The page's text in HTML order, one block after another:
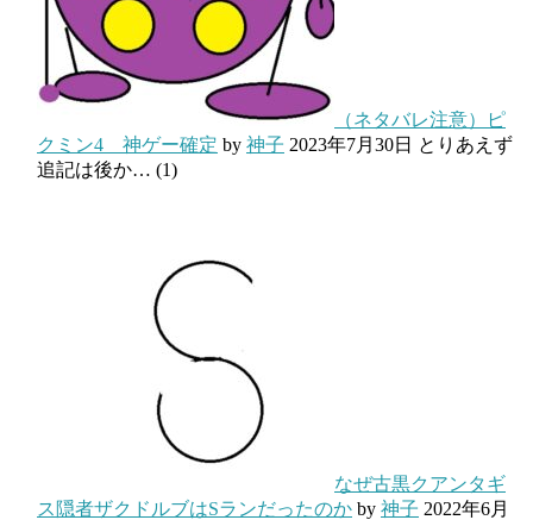
（ネタバレ注意）ピ
クミン4 神ゲー確定 by 神子 2023年7月30日 とりあえず
追記は後か… (1)
なぜ古黒クアンタギ
ス隠者ザクドルブはSランだったのか by 神子 2022年6月